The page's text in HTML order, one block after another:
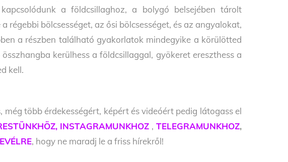
a földcsillaghoz, a bolygó belsejében tárolt
régebbi bölcsességet, az ősi bölcsességet, és az angyalokat,
a részben található gyakorlatok mindegyike a körülötted
kerülhess a földcsillaggal, gyökeret ereszthess a
kell.
több érdekességért, képért és videóért pedig látogass el
INSTAGRAMUNKHOZ , TELEGRAMUNKHOZ,
, hogy ne maradj le a friss hírekről!